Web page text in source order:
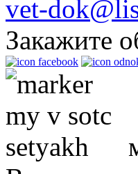
vet-
Закажите